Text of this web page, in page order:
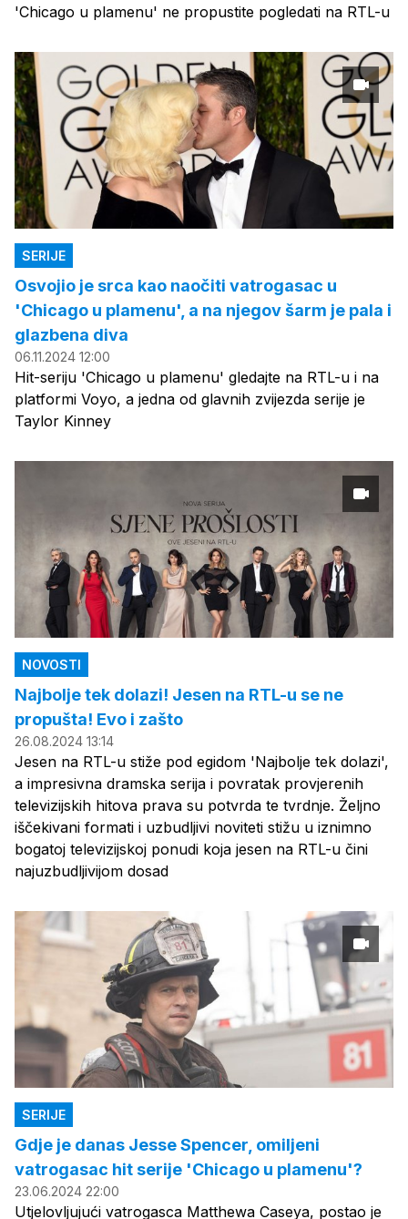
'Chicago u plamenu' ne propustite pogledati na RTL-u
SERIJE
Osvojio je srca kao naočiti vatrogasac u
'Chicago u plamenu', a na njegov šarm je pala i
glazbena diva
06.11.2024 12:00
Hit-seriju 'Chicago u plamenu' gledajte na RTL-u i na
platformi Voyo, a jedna od glavnih zvijezda serije je
Taylor Kinney
NOVOSTI
Najbolje tek dolazi! Jesen na RTL-u se ne
propušta! Evo i zašto
26.08.2024 13:14
Jesen na RTL-u stiže pod egidom 'Najbolje tek dolazi',
a impresivna dramska serija i povratak provjerenih
televizijskih hitova prava su potvrda te tvrdnje. Željno
iščekivani formati i uzbudljivi noviteti stižu u iznimno
bogatoj televizijskoj ponudi koja jesen na RTL-u čini
najuzbudljivijom dosad
SERIJE
Gdje je danas Jesse Spencer, omiljeni
vatrogasac hit serije 'Chicago u plamenu'?
23.06.2024 22:00
Utjelovljujući vatrogasca Matthewa Caseya, postao je